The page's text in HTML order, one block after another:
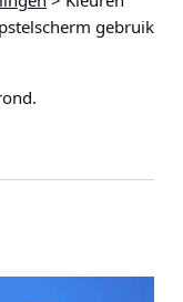
gebruik